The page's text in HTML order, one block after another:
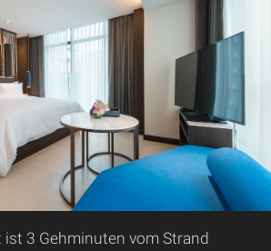
ist 3 Gehminuten vom Strand